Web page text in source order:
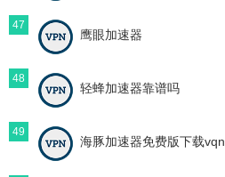
47
鹰眼加速器
48
轻蜂加速器靠谱吗
49
海豚加速器免费版下载vqn